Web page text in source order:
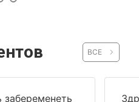
ВСЕ
забеременеть